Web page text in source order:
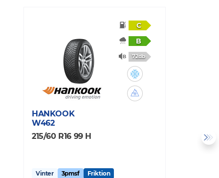
C
B
72db
HANKOOK
W462
215/60 R16 99 H
Vinter 3pmsf Friktion